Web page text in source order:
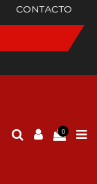
CONTACTO
0